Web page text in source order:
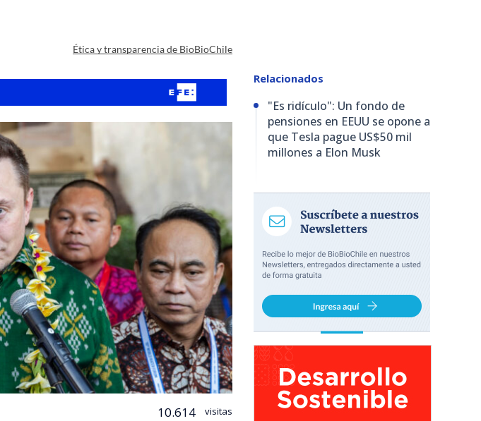
Ética y transparencia de BioBioChile
10.614 visitas
Relacionados
"Es ridículo": Un fondo de
pensiones en EEUU se opone a
que Tesla pague US$50 mil
millones a Elon Musk